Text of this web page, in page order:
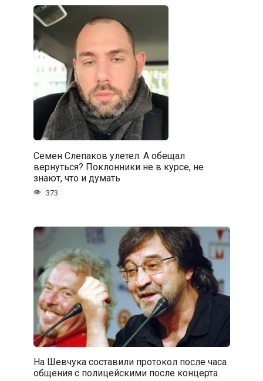
Семен Слепаков улетел. А обещал
вернуться? Поклонники не в курсе, не
знают, что и думать
373
На Шевчука составили протокол после часа
общения с полицейскими после концерта